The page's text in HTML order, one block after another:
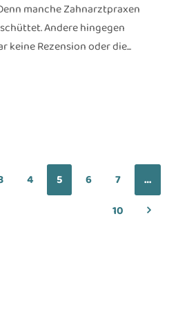
manche Zahnarztpraxen
Andere hingegen
keine Rezension oder die...
Seite
4 5 6 7
…
10
Weiter